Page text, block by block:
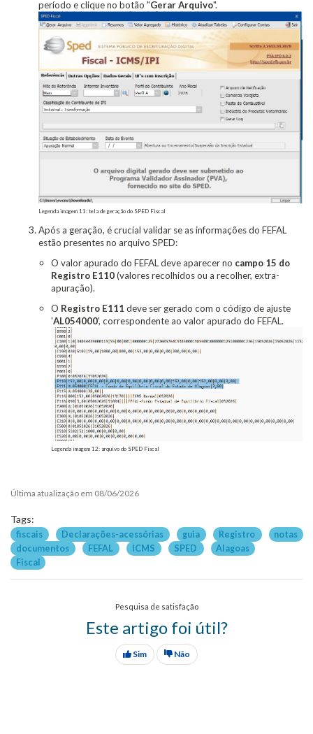
período e clique no botão "Gerar Arquivo".
Legenda imagem 11: tela de geração do SPED Fiscal
Após a geração, é crucial validar se as informações do FEFAL
estão presentes no arquivo SPED:
O valor apurado do FEFAL deve aparecer no campo 15 do
Registro E110(valores recolhidos ou a recolher, extra-
apuração).
O Registro E111 deve ser gerado com o código de ajuste
'AL054000', correspondente ao valor apurado do FEFAL.
Legenda imagem 12: arquivo do SPED Fiscal
Última atualização em 08/06/2026
Tags:
fiscais Declarações-acessórias guia Registro
notas
documentos
FEFAL ICMS SPED
Alagoas
Fiscal
Pesquisa de satisfação
Este artigo foi útil?
Sim Não